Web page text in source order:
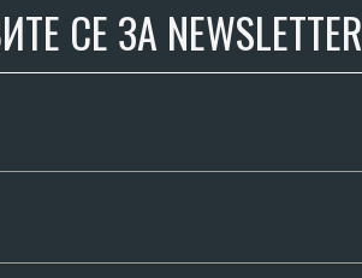
СЕ ЗА NEWSLETTER